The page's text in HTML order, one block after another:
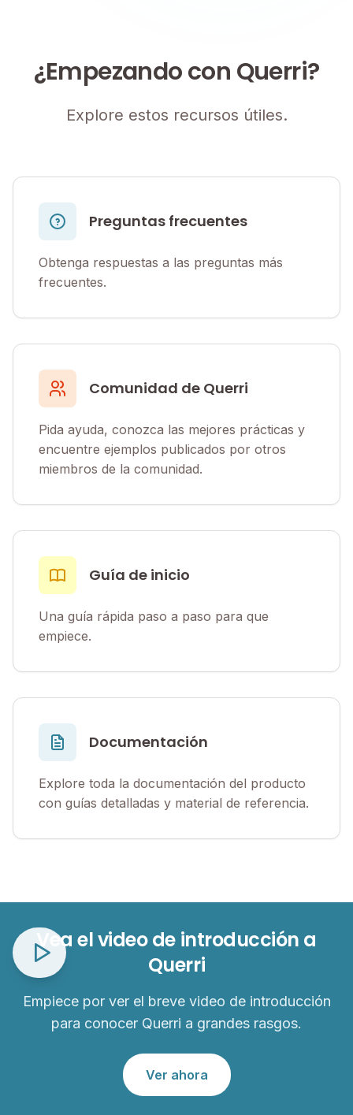
¿Empezando con Querri?
Explore estos recursos útiles.
Preguntas frecuentes
Obtenga respuestas a las preguntas más
frecuentes.
Comunidad de Querri
Pida ayuda, conozca las mejores prácticas y
encuentre ejemplos publicados por otros
miembros de la comunidad.
Guía de inicio
Una guía rápida paso a paso para que
empiece.
Documentación
Explore toda la documentación del producto
con guías detalladas y material de referencia.
Vea el video de introducción a
Querri
Empiece por ver el breve video de introducción
para conocer Querri a grandes rasgos.
Ver ahora